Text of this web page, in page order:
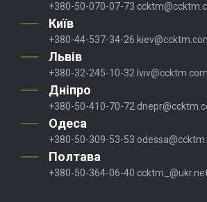
+380-50-070-07-73
Київ
+380-44-537-34-26
Львів
+380-32-245-10-32 lviv@ccktm.com
Дніпро
+380-50-410-70-72
Одеса
+380-50-309-53-53
Полтава
+380-50-364-06-40